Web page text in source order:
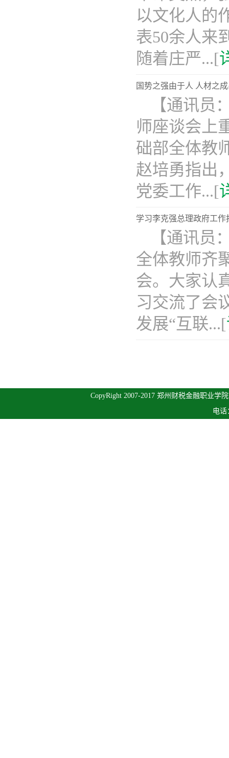
以文化人的
表50余人来
随着庄严...[
国势之强由于人 人材之
【通讯员
师座谈会上
础部全体教
赵培勇指出
党委工作...[
学习李克强总理政府工
【通讯员
全体教师齐
会。大家认
习交流了会
发展“互联...[
CopyRight 2007-2017 郑州财税金融职业学
电